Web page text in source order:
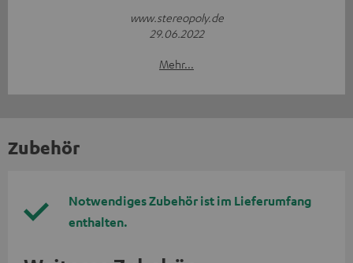
www.stereopoly.de
29.06.2022
Mehr...
Zubehör
Notwendiges Zubehör ist im Lieferumfang
enthalten.